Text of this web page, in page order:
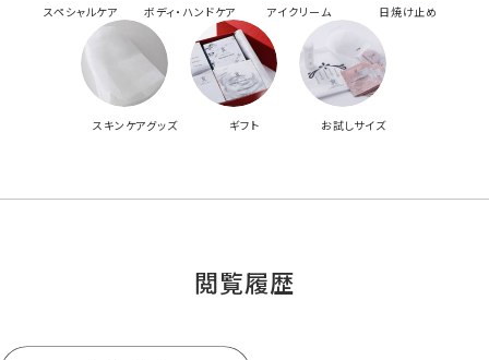
スペシャルケア ボディ・ハンドケア アイクリーム 日焼け止め
スキンケアグッズ ギフト お試しサイズ
閲覧履歴